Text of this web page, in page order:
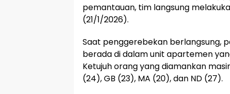
pemantauan, tim langsung
(21/1/2026).
Saat penggerebekan berlangsung,
berada di dalam unit apartemen
Ketujuh orang yang diamankan
(24), GB (23), MA (20), dan ND (27).